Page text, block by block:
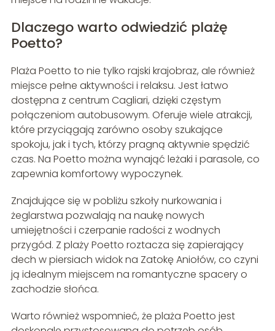
Dlaczego warto odwiedzić plażę
Poetto?
Plaża Poetto to nie tylko rajski krajobraz, ale również
miejsce pełne aktywności i relaksu. Jest łatwo
dostępna z centrum Cagliari, dzięki częstym
połączeniom autobusowym. Oferuje wiele atrakcji,
które przyciągają zarówno osoby szukające
spokoju, jak i tych, którzy pragną aktywnie spędzić
czas. Na Poetto można wynająć leżaki i parasole, co
zapewnia komfortowy wypoczynek.
Znajdujące się w pobliżu szkoły nurkowania i
żeglarstwa pozwalają na naukę nowych
umiejętności i czerpanie radości z wodnych
przygód. Z plaży Poetto roztacza się zapierający
dech w piersiach widok na Zatokę Aniołów, co czyni
ją idealnym miejscem na romantyczne spacery o
zachodzie słońca.
Warto również wspomnieć, że plaża Poetto jest